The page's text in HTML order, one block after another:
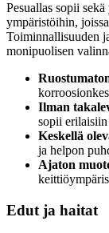
Pesuallas sopii
ympäristöihin,
Toiminnallisuuden
monipuolisen
Ilman
sopii
Keskellä
ja helpon
Ajaton
Edut ja haitat